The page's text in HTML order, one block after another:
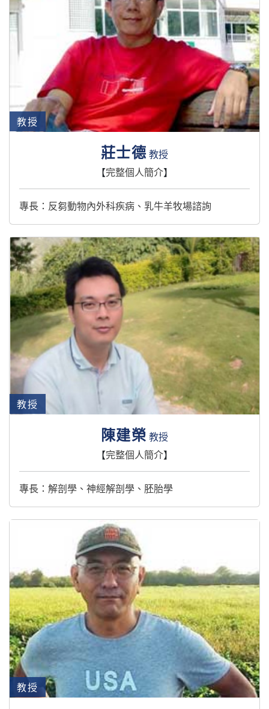
教授
莊士德 教授
【完整個人簡介】
專長：反芻動物內外科疾病、乳牛羊牧場諮詢
教授
陳建榮 教授
【完整個人簡介】
專長：解剖學、神經解剖學、胚胎學
教授